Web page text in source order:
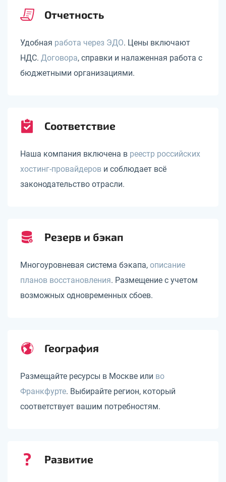
Отчетность
Удобная работа через ЭДО. Цены включают
НДС. Договора, справки и налаженная работа с
бюджетными организациями.
Соответствие
Наша компания включена в реестр российских
хостинг-провайдеров и соблюдает всё
законодательство отрасли.
Резерв и бэкап
Многоуровневая система бэкапа, описание
планов восстановления. Размещение с учетом
возможных одновременных сбоев.
География
Размещайте ресурсы в Москве или во
Франкфурте. Выбирайте регион, который
соответствует вашим потребностям.
Развитие